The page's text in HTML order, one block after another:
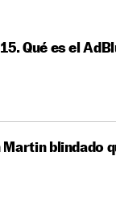
Qué es el
Martin blindado